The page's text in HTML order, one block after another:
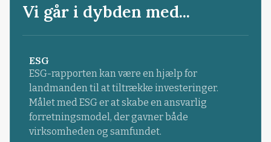
Vi går i dybden med...
ESG
ESG-rapporten kan være en hjælp for
landmanden til at tiltrække investeringer.
Målet med ESG er at skabe en ansvarlig
forretningsmodel, der gavner både
virksomheden og samfundet.